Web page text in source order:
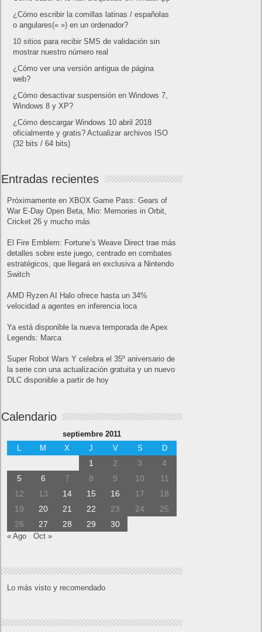
¿Cómo escribir la comillas latinas / españolas
o angulares(« ») en un ordenador?
10 sitios para recibir SMS de validación sin
mostrar nuestro número real
¿Cómo ver una versión antigua de página
web?
¿Cómo desactivar suspensión en Windows 7,
Windows 8 y XP?
¿Cómo descargar Windows 10 abril 2018
oficialmente y gratis? Actualizar archivos ISO
(32 bits / 64 bits)
Entradas recientes
Próximamente en XBOX Game Pass: Gears of
War E-Day Open Beta, Mio: Memories in Orbit,
Cricket 26 y mucho más
El Fire Emblem: Fortune’s Weave Direct trae más
detalles sobre este juego, centrado en combates
estratégicos, que llegará en exclusiva a Nintendo
Switch
AMD Ryzen AI Halo ofrece hasta un 34%
velocidad a agentes en inferencia loca
Ya está disponible la nueva temporada de Apex
Legends: Marca
Super Robot Wars Y celebra el 35º aniversario de
la serie con una actualización gratuita y un nuevo
DLC disponible a partir de hoy
Calendario
septiembre 2011
L
M X J V S D
1 2 3
4
5
6 7 8 9 10
11
12
13 14 15 16 17
18
19
20 21 22 23 24
25
26
27 28 29 30
« Ago Oct »
Lo más visto y recomendado